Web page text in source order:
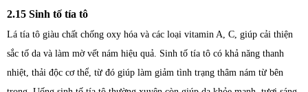
2.15 Sinh tố tía tô
Lá tía tô giàu chất chống oxy hóa và các loại vitamin A, C, giúp cải thiện
sắc tố da và làm mờ vết nám hiệu quả. Sinh tố tía tô có khả năng thanh
nhiệt, thải độc cơ thể, từ đó giúp làm giảm tình trạng thâm nám từ bên